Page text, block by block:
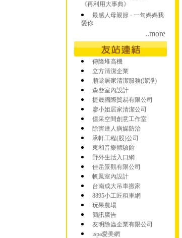
《再利用大事典》
最感人母親節 - 一句媽媽我
愛你
..more
傳隆堆高機
立方清潔企業
順棠居家清潔服務(潔淨)
森叄室內設計
捷晟國際貿易有限公司
廖小姐居家清潔公司
億采空間創意工作室
除害達人病媒防治
承軒工程(股)公司
東和音樂體驗館
野外生活入口網
佳岳景觀有限公司
帆鳳室內設計
台南成大吊車搬家
8895小工匠租車網
玩果農場
簡訊廣告
友明除蟲企業有限公司
ispa愛美網